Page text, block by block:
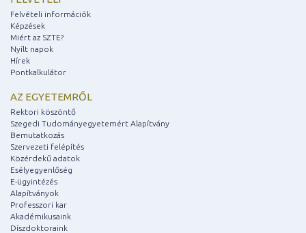
Felvételi információk
Képzések
Miért az SZTE?
Nyílt napok
Hírek
Pontkalkulátor
AZ EGYETEMRŐL
Rektori köszöntő
Szegedi Tudományegyetemért Alapítvány
Bemutatkozás
Szervezeti felépítés
Közérdekű adatok
Esélyegyenlőség
E-ügyintézés
Alapítványok
Professzori kar
Akadémikusaink
Díszdoktoraink